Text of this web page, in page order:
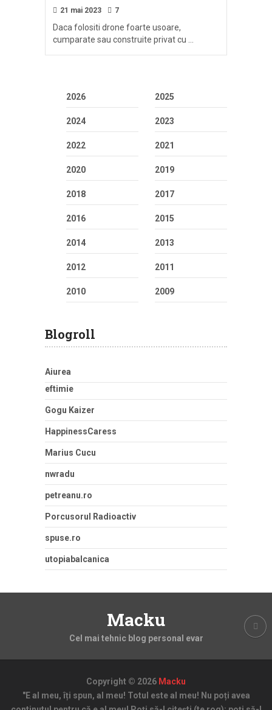
21 mai 2023 7
Daca folositi drone foarte usoare,
cumparate sau construite privat cu …
2026 2025
2024 2023
2022 2021
2020 2019
2018 2017
2016 2015
2014 2013
2012 2011
2010 2009
Blogroll
Aiurea
eftimie
Gogu Kaizer
HappinessCaress
Marius Cucu
nwradu
petreanu.ro
Porcusorul Radioactiv
spuse.ro
utopiabalcanica
Macku
Cel mai tehnic blog personal evar
Copyright © 2026 Macku
"E al meu, îți spun, al meu! Totul este al meu! Nu poți avea